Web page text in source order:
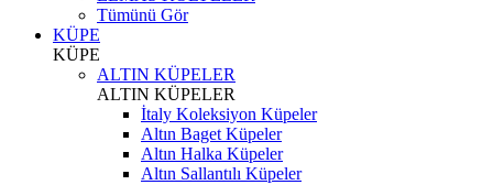
Tümünü Gör
KÜPE
KÜPE
ALTIN KÜPELER
ALTIN KÜPELER
İtaly Koleksiyon Küpeler
Altın Baget Küpeler
Altın Halka Küpeler
Altın Sallantılı Küpeler